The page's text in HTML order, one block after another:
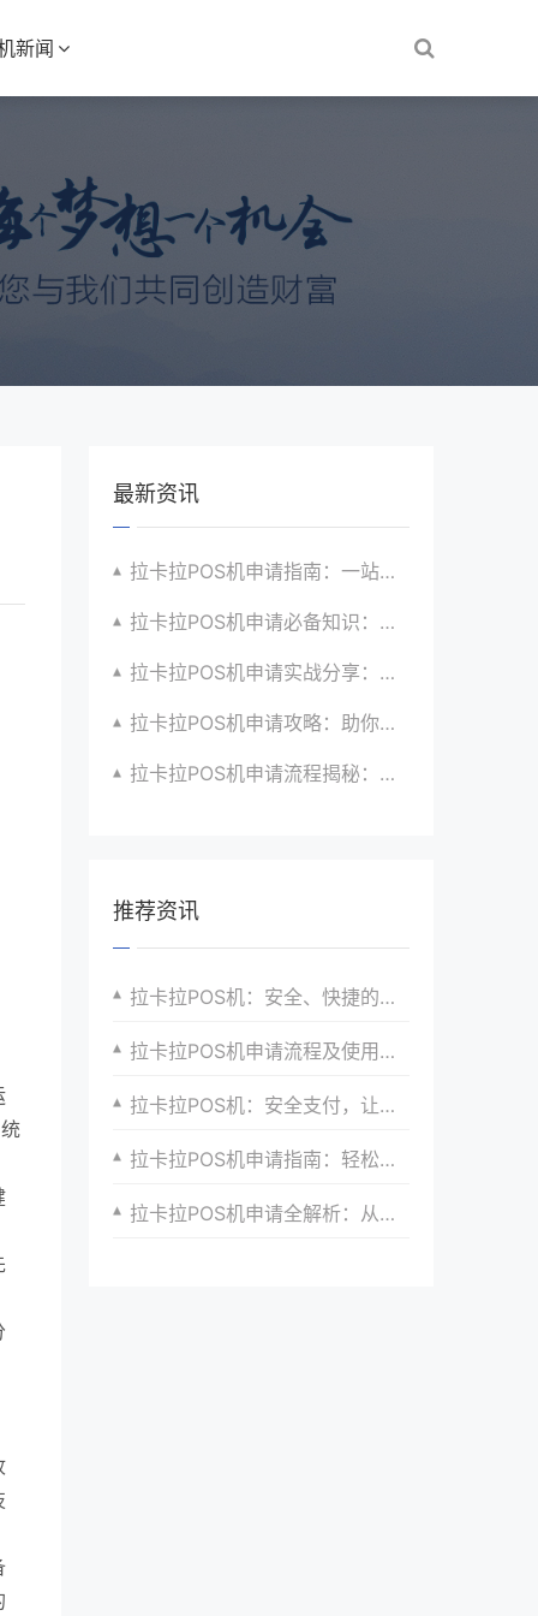
新闻
最新资讯
拉卡拉POS机申请指南：一站式解决商户支付升级、智能化与创新需求
拉卡拉POS机申请必备知识：全面了解政策、市场、技术与创新趋势
拉卡拉POS机申请实战分享：如何借助支付创新技术提升商户运营效益与效率
拉卡拉POS机申请攻略：助你打造个性化、差异化支付体验以提升竞争力
拉卡拉POS机申请流程揭秘：紧跟支付技术创新步伐，抢占市场先机
推荐资讯
拉卡拉POS机：安全、快捷的支付新选择
拉卡拉POS机申请流程及使用注意事项
拉卡拉POS机：安全支付，让生意无忧
拉卡拉POS机申请指南：轻松接入移动支付
拉卡拉POS机申请全解析：从申请到使用的深度剖析